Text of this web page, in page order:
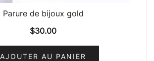
Parure de bijoux gold
$30.00
AJOUTER AU PANIER